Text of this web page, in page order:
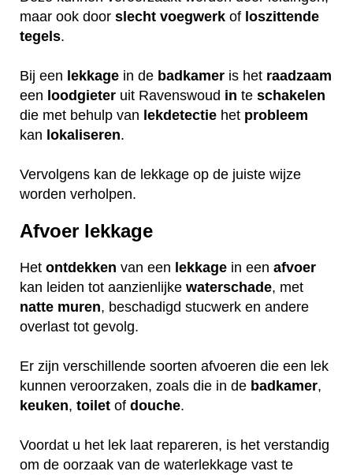
maar ook door slecht voegwerk of loszittende
tegels.
Bij een lekkage in de badkamer is het raadzaam
een loodgieter uit Ravenswoud in te schakelen
die met behulp van lekdetectie het probleem
kan lokaliseren.
Vervolgens kan de lekkage op de juiste wijze
worden verholpen.
Afvoer lekkage
Het ontdekken van een lekkage in een afvoer
kan leiden tot aanzienlijke waterschade, met
natte muren, beschadigd stucwerk en andere
overlast tot gevolg.
Er zijn verschillende soorten afvoeren die een lek
kunnen veroorzaken, zoals die in de badkamer,
keuken, toilet of douche.
Voordat u het lek laat repareren, is het verstandig
om de oorzaak van de waterlekkage vast te